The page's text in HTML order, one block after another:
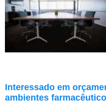
Interessado em
ambientes